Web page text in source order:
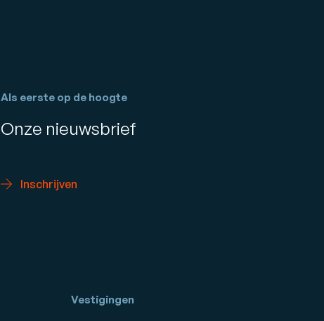
Als eerste op de hoogte
Onze nieuwsbrief
Inschrijven
Vestigingen